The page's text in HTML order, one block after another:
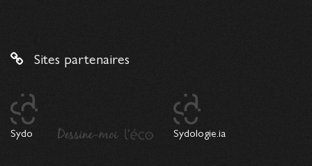
Sites partenaires
Sydo Sydologie.ia